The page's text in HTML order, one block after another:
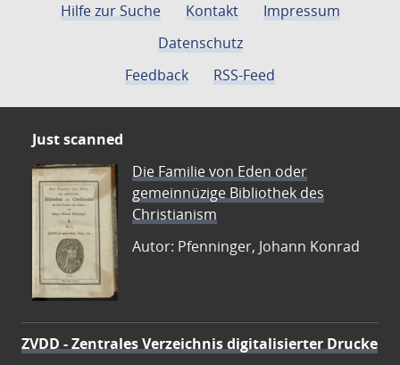
Hilfe zur Suche Kontakt
Impressum
Datenschutz
Feedback
RSS-Feed
Just scanned
Die Familie von Eden oder
gemeinnüzige Bibliothek des
Christianism
Autor: Pfenninger, Johann Konrad
ZVDD - Zentrales Verzeichnis digitalisierter Drucke